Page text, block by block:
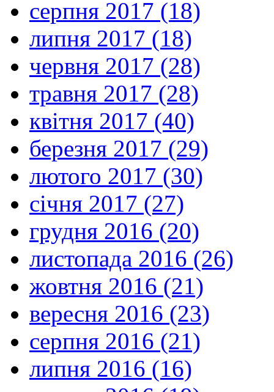
серпня 2017 (18)
липня 2017 (18)
червня 2017 (28)
травня 2017 (28)
квітня 2017 (40)
березня 2017 (29)
лютого 2017 (30)
січня 2017 (27)
грудня 2016 (20)
листопада 2016 (26)
жовтня 2016 (21)
вересня 2016 (23)
серпня 2016 (21)
липня 2016 (16)